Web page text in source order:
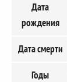
Дата
рождения
Дата смерти
Годы